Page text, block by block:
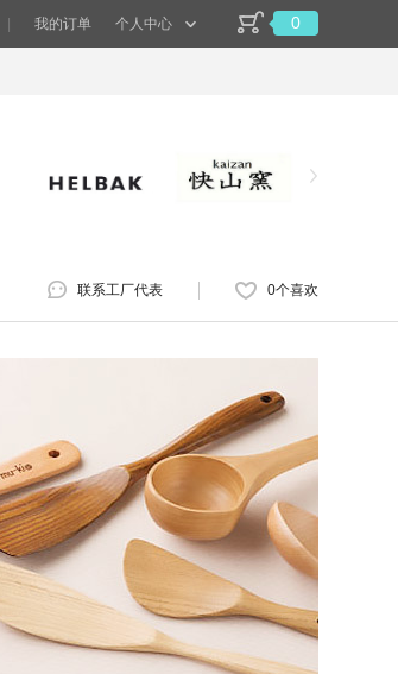
我的订单 个人中心 0
联系工厂代表 0个喜欢